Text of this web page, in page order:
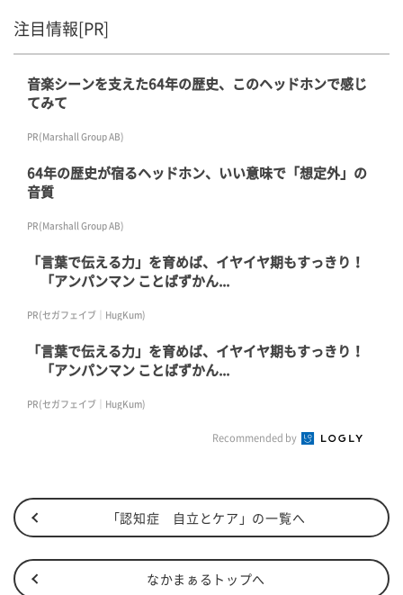
注目情報[PR]
音楽シーンを支えた64年の歴史、このヘッドホンで感じ
てみて
PR(Marshall Group AB)
64年の歴史が宿るヘッドホン、いい意味で「想定外」の
音質
PR(Marshall Group AB)
「言葉で伝える力」を育めば、イヤイヤ期もすっきり！
「アンパンマン ことばずかん...
PR(セガフェイブ｜HugKum)
「言葉で伝える力」を育めば、イヤイヤ期もすっきり！
「アンパンマン ことばずかん...
PR(セガフェイブ｜HugKum)
Recommended by
「認知症 自立とケア」の一覧へ
なかまぁるトップへ